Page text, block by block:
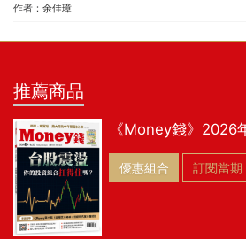
作者： 余佳璋
推薦商品
《Money錢》2026
優惠組合 訂閱當期